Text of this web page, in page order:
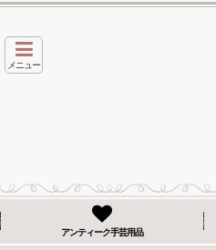
メニュー
アンティーク手芸用品